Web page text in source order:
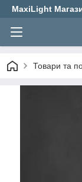
MaxiLight
Товари та